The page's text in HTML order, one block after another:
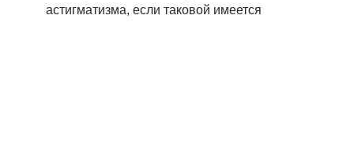
астигматизма, если таковой имеется